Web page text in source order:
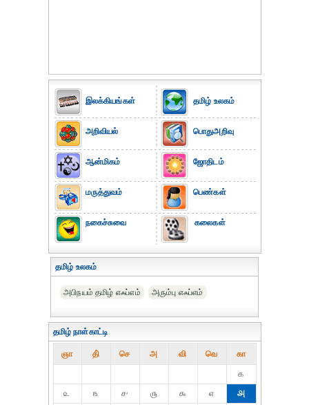
இலக்கியங்கள்
அறிவியல்
ஆன்மிகம்
மருத்துவம்
நகைச்சுவை
தமிழ் உலகம்
பொதுஅறிவு
ஜோதிடம்
பெண்கள்
கலைகள்
தமிழ் உலகம்
அபிநயம் தமிழ் எஃப்எம் அரும்பு எஃப்எம்
தமிழ் நாள்காட்டி
ஞா தி் செ அ வி வெ கா
௧
௨
௩ ௪ ௫ ௬ ௭
௮